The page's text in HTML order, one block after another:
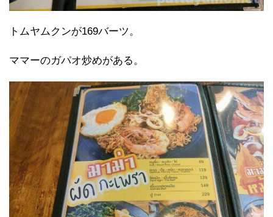
トムヤムクンが169バーツ。
ママーのガパオ炒めがある。